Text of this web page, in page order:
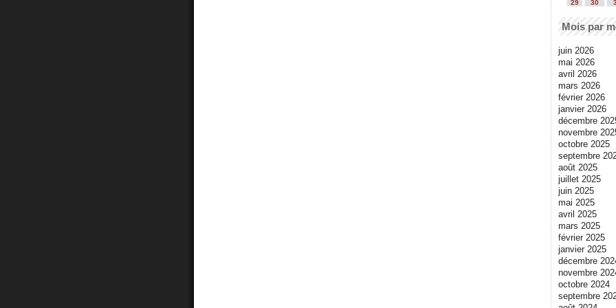
29
30
Mois par
juin 2026
mai 2026
avril 2026
mars 2026
février 2026
janvier 2026
décembre
novembre
octobre 2025
septembre
août 2025
juillet 2025
juin 2025
mai 2025
avril 2025
mars 2025
février 2025
janvier 2025
décembre
novembre
octobre 2024
septembre